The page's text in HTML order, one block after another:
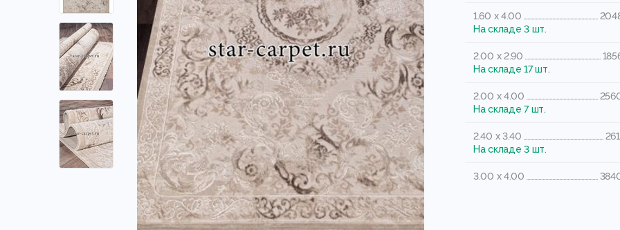
1.60 x 4.00
На складе 3 шт.
2.00 x 2.90
На складе 17 шт.
2.00 x 4.00
На складе 7 шт.
2.40 x 3.40
На складе 3 шт.
3.00 x 4.00